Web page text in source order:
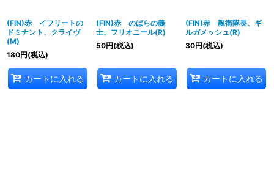
(FIN)赤 イフリートの
ドミナント、クライヴ
(M)
180円(税込)
カートに入れる
(FIN)赤 のばらの義
士、フリオニール(R)
50円(税込)
カートに入れる
(FIN)赤 親衛隊長、ギ
ルガメッシュ(R)
30円(税込)
カートに入れる